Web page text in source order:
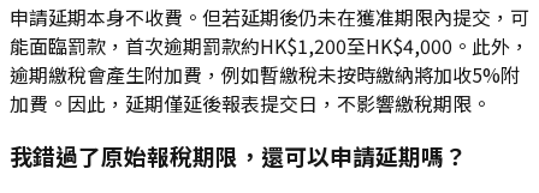
申請延期本身不收費。但若延期後仍未在獲准期限內提交，可
能面臨罰款，首次逾期罰款約HK$1,200至HK$4,000。此外，
逾期繳稅會產生附加費，例如暫繳稅未按時繳納將加收5%附
加費。因此，延期僅延後報表提交日，不影響繳稅期限。
我錯過了原始報稅期限，還可以申請延期嗎？